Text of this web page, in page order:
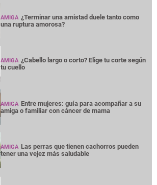
AMIGA ¿Terminar una amistad duele tanto como
una ruptura amorosa?
AMIGA ¿Cabello largo o corto? Elige tu corte según
tu cuello
AMIGA Entre mujeres: guía para acompañar a su
amiga o familiar con cáncer de mama
AMIGA Las perras que tienen cachorros pueden
tener una vejez más saludable